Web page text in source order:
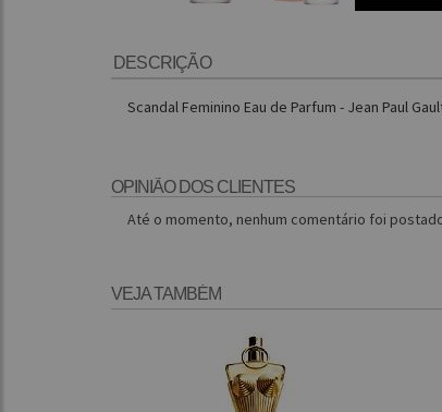
DESCRIÇÃO
Scandal Feminino Eau de Parfum - Jean Paul
OPINIÃO DOS CLIENTES
Até o momento, nenhum comentário foi
VEJA TAMBÉM